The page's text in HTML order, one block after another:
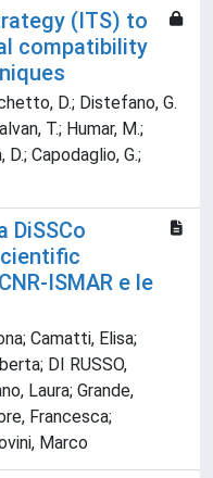
(ITS) to
compatibility
D.; Distefano, G.
T.; Humar, M.;
D.; Capodaglio, G.;
DiSSCo
ISMAR e le
Camatti, Elisa;
DI RUSSO,
Laura; Grande,
Francesca;
Marco